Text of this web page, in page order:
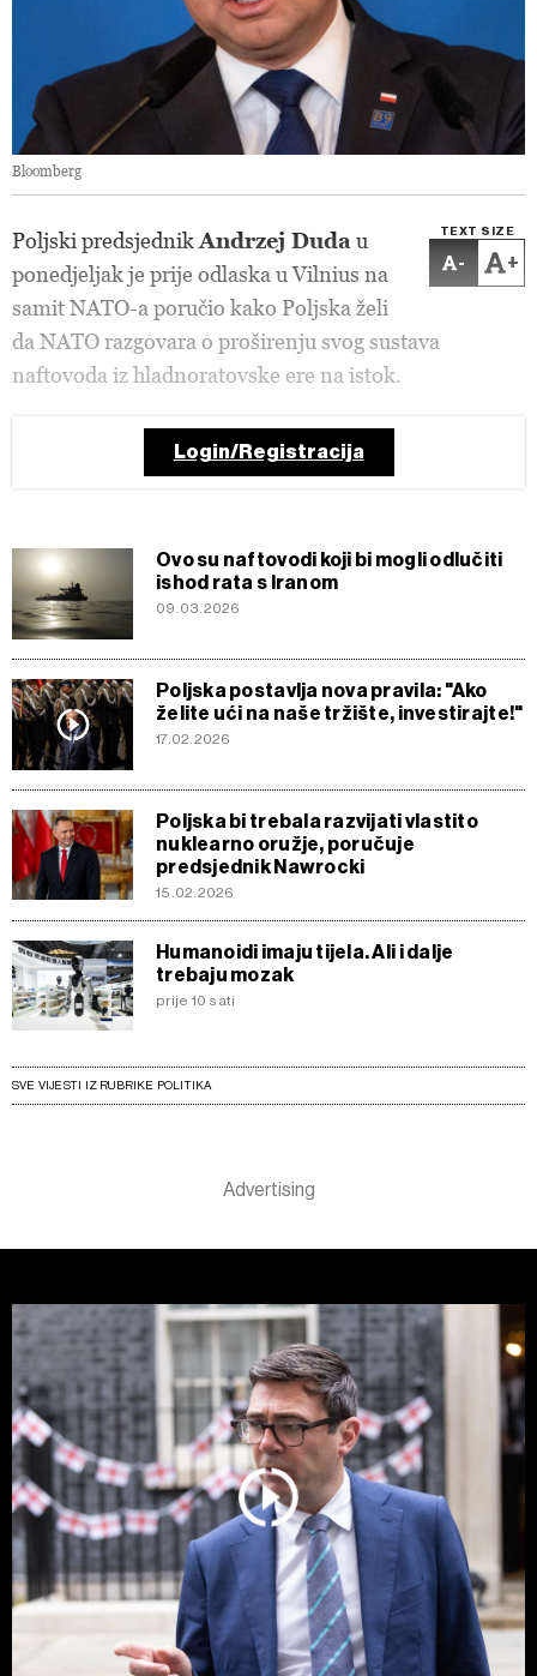
Bloomberg
TEXT SIZE
- +
Poljski predsjednikAndrzej Duda u
ponedjeljak je prije odlaska u Vilnius na
samit NATO-a poručio kako Poljska želi
da NATO razgovara o proširenju svog sustava
naftovoda iz hladnoratovske ere na istok.
Login/Registracija
Ovo su naftovodi koji bi mogli odlučiti
ishod rata s Iranom
09.03.2026
Poljska postavlja nova pravila: "Ako
želite ući na naše tržište, investirajte!"
17.02.2026
Poljska bi trebala razvijati vlastito
nuklearno oružje, poručuje
predsjednik Nawrocki
15.02.2026
Humanoidi imaju tijela. Ali i dalje
trebaju mozak
prije 10 sati
SVE VIJESTI IZ RUBRIKE POLITIKA